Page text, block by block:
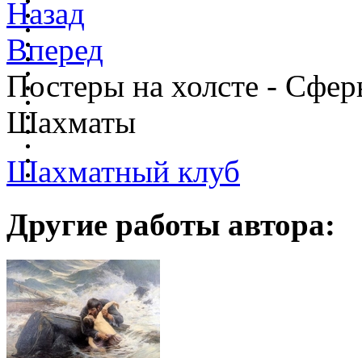
Назад
Вперед
Постеры на холсте -
Шахматы
Шахматный клуб
Другие работы автора: